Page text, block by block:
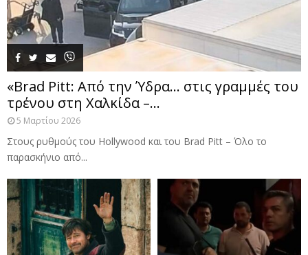
«Brad Pitt: Από την Ύδρα… στις γραμμές του
τρένου στη Χαλκίδα –...
5 Μαρτίου 2026
Στους ρυθμούς του Hollywood και του Brad Pitt – Όλο το
παρασκήνιο από...